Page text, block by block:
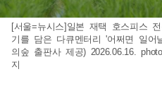
[서울=뉴시스]일본 재택 호스피스
기를 담은 다큐멘터리 '어쩌면 일어
의숲 출판사 제공) 2026.06.16.
지